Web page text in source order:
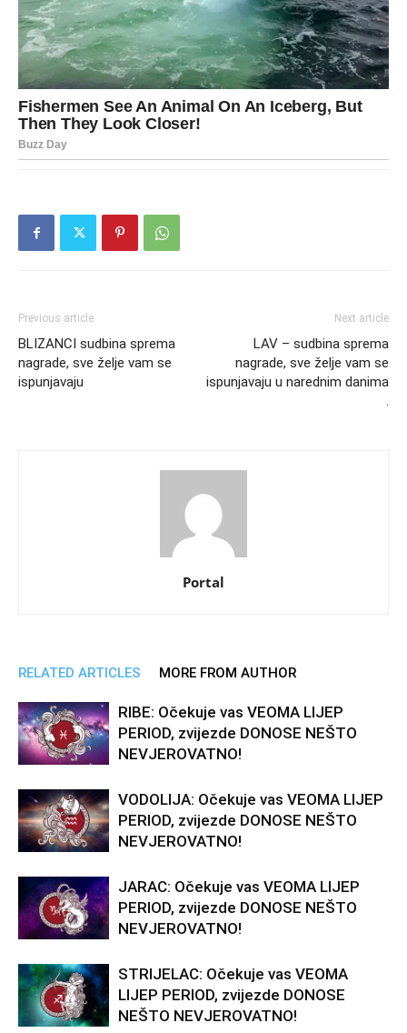
Previous article
BLIZANCI sudbina sprema
nagrade, sve želje vam se
ispunjavaju
Next article
LAV – sudbina sprema
nagrade, sve želje vam se
ispunjavaju u narednim danima
.
Portal
RELATED ARTICLES MORE FROM AUTHOR
RIBE: Očekuje vas VEOMA LIJEP
PERIOD, zvijezde DONOSE NEŠTO
NEVJEROVATNO!
VODOLIJA: Očekuje vas VEOMA LIJEP
PERIOD, zvijezde DONOSE NEŠTO
NEVJEROVATNO!
JARAC: Očekuje vas VEOMA LIJEP
PERIOD, zvijezde DONOSE NEŠTO
NEVJEROVATNO!
STRIJELAC: Očekuje vas VEOMA
LIJEP PERIOD, zvijezde DONOSE
NEŠTO NEVJEROVATNO!